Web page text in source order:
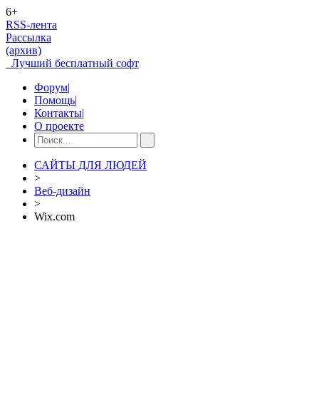
6+
RSS-лента
Рассылка
(архив)
Лучший бесплатный софт
Форум|
Помощь|
Контакты|
О проекте
САЙТЫ ДЛЯ ЛЮДЕЙ
>
Веб-дизайн
>
Wix.com